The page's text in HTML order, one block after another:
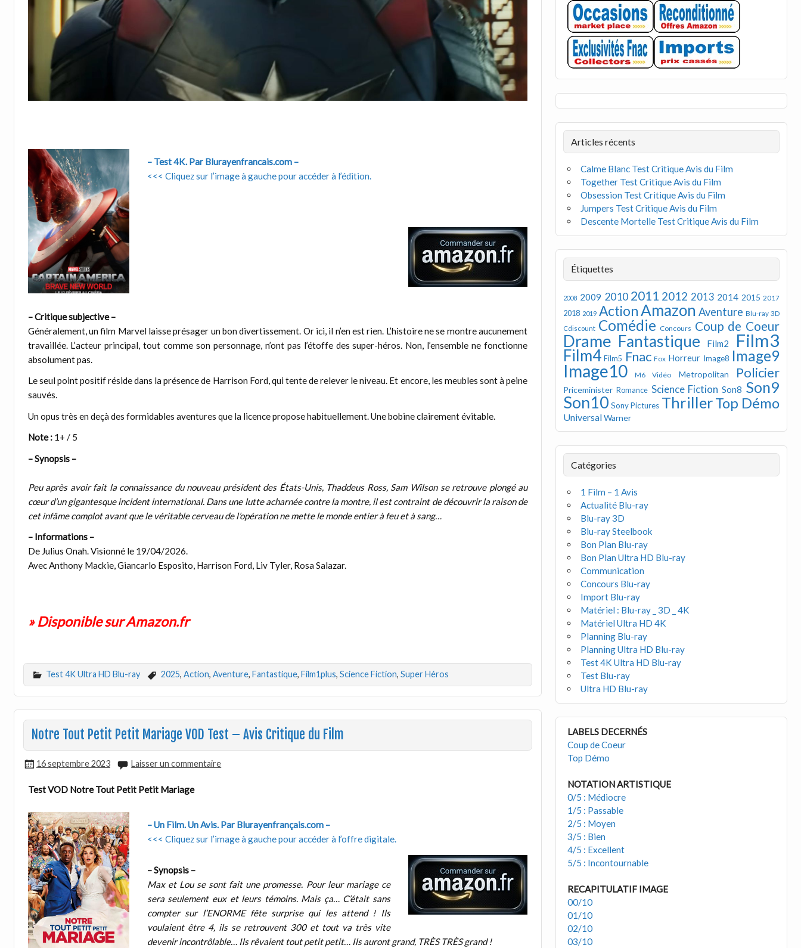
– Test 4K. Par Blurayenfrancais.com –
<<< Cliquez sur l’image à gauche pour accéder à l’édition.
– Critique subjective –
Généralement, un film Marvel laisse présager un bon divertissement. Or ici, il n’en est rien. L’histoire ne se montre aucunement
travaillée. L’acteur principal, tout comme son personnage, n’ont pas l’étoffe des super-héros. Non, l’ensemble ne fonctionne
absolument pas.
Le seul point positif réside dans la présence de Harrison Ford, qui tente de relever le niveau. Et encore, les meubles sont à peine
sauvés.
Un opus très en deçà des formidables aventures que la licence propose habituellement. Une bobine clairement évitable.
Note :1+ / 5
– Synopsis –
Peu après avoir fait la connaissance du nouveau président des États-Unis, Thaddeus Ross, Sam Wilson se retrouve plongé au
cœur d’un gigantesque incident international. Dans une lutte acharnée contre la montre, il est contraint de découvrir la raison de
cet infâme complot avant que le véritable cerveau de l’opération ne mette le monde entier à feu et à sang…
– Informations –
De Julius Onah. Visionné le 19/04/2026.
Avec Anthony Mackie, Giancarlo Esposito, Harrison Ford, Liv Tyler, Rosa Salazar.
» Disponible sur Amazon.fr
Test 4K Ultra HD Blu-ray 2025, Action, Aventure, Fantastique, Film1plus, Science Fiction, Super Héros
Notre Tout Petit Petit Mariage VOD Test – Avis Critique du Film
16 septembre 2023 Laisser un commentaire
Test VOD Notre Tout Petit Petit Mariage
– Un Film. Un Avis. Par Blurayenfrançais.com –
<<< Cliquez sur l’image à gauche pour accéder à l’offre digitale.
– Synopsis –
Max et Lou se sont fait une promesse. Pour leur mariage ce
sera seulement eux et leurs témoins. Mais ça… C’était sans
compter sur l’ENORME fête surprise qui les attend ! Ils
voulaient être 4, ils se retrouvent 300 et tout va très vite
devenir incontrôlable… Ils rêvaient tout petit petit… Ils auront grand, TRÈS TRÈS grand !
Articles récents
Calme Blanc Test Critique Avis du Film
Together Test Critique Avis du Film
Obsession Test Critique Avis du Film
Jumpers Test Critique Avis du Film
Descente Mortelle Test Critique Avis du Film
Étiquettes
2008 2009 2010 2011 2012 2013 2014 2015 2017
2018 2019 ActionAmazon Aventure Blu-ray 3D
Cdiscount Comédie Concours Coup de Coeur
Drame Fantastique Film2 Film3
Film4 Film5 Fnac Fox Horreur Image8 Image9
Image10 M6 Vidéo Metropolitan Policier
Priceminister Romance Science Fiction Son8 Son9
Son10 Sony Pictures ThrillerTop Démo
UniversalWarner
Catégories
1 Film – 1 Avis
Actualité Blu-ray
Blu-ray 3D
Blu-ray Steelbook
Bon Plan Blu-ray
Bon Plan Ultra HD Blu-ray
Communication
Concours Blu-ray
Import Blu-ray
Matériel : Blu-ray _ 3D _ 4K
Matériel Ultra HD 4K
Planning Blu-ray
Planning Ultra HD Blu-ray
Test 4K Ultra HD Blu-ray
Test Blu-ray
Ultra HD Blu-ray
LABELS DECERNÉS
Coup de Coeur
Top Démo
NOTATION ARTISTIQUE
0/5 : Médiocre
1/5 : Passable
2/5 : Moyen
3/5 : Bien
4/5 : Excellent
5/5 : Incontournable
RECAPITULATIF IMAGE
00/10
01/10
02/10
03/10